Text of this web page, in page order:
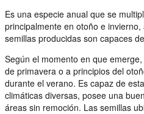
Es una especie anual que se
principalmente en otoño e
semillas producidas son capaces
Según el momento en que
de primavera o a principios del
durante el verano. Es capaz de
climáticas diversas, posee una
áreas sin remoción. Las semillas